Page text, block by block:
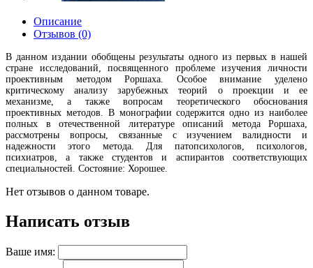
Описание
Отзывов (0)
В данном издании обобщены результаты одного из первых в нашей
стране исследований, посвященного проблеме изучения личности
проективным методом Роршаха. Особое внимание уделено
критическому анализу зарубежных теорий о проекции и ее
механизме, а также вопросам теоретического обоснования
проективных методов. В монографии содержится одно из наиболее
полных в отечественной литературе описаний метода Роршаха,
рассмотрены вопросы, связанные с изучением валидности и
надежности этого метода. Для патопсихологов, психологов,
психиатров, а также студентов и аспирантов соответствующих
специальностей. Состояние: Хорошее.
Нет отзывов о данном товаре.
Написать отзыв
Ваше имя: